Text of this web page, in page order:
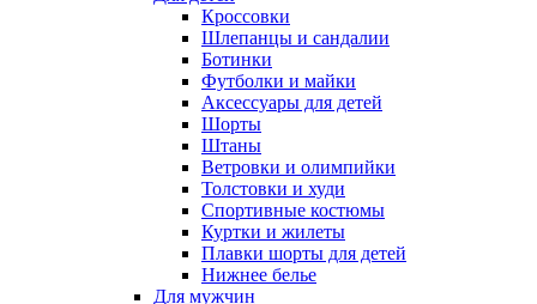
Кроссовки
Шлепанцы и сандалии
Ботинки
Футболки и майки
Аксессуары для детей
Шорты
Штаны
Ветровки и олимпийки
Толстовки и худи
Спортивные костюмы
Куртки и жилеты
Плавки шорты для детей
Нижнее белье
Для мужчин